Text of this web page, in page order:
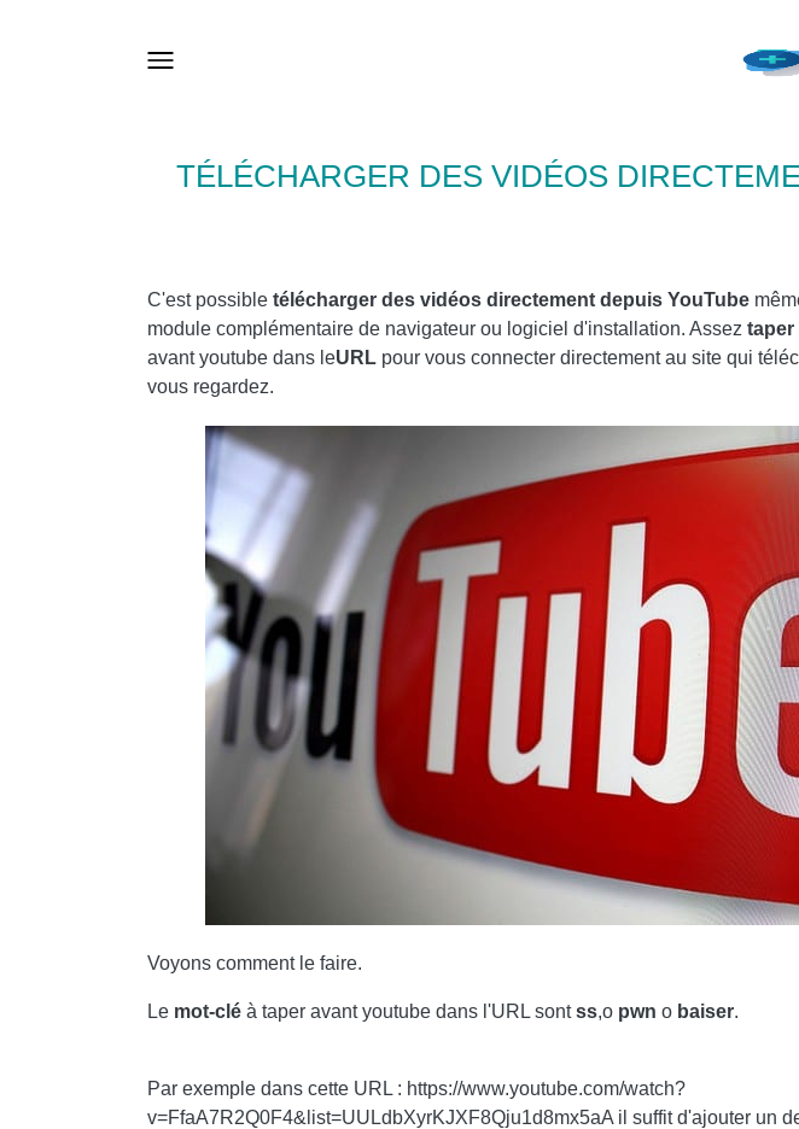
TÉLÉCHARGER DES VIDÉOS
C'est possible télécharger des vidéos directement depuis YouTube
module complémentaire de navigateur ou logiciel d'installation. Assez taper
avant youtube dans leURL pour vous connecter directement au site qui
vous regardez.
Voyons comment le faire.
Le mot-clé à taper avant youtube dans l'URL sontss,o pwn o baiser.
Par exemple dans cette URL : https://www.youtube.com/watch?
v=FfaA7R2Q0F4&list=UULdbXyrKJXF8Qju1d8mx5aA il suffit d'ajouter un